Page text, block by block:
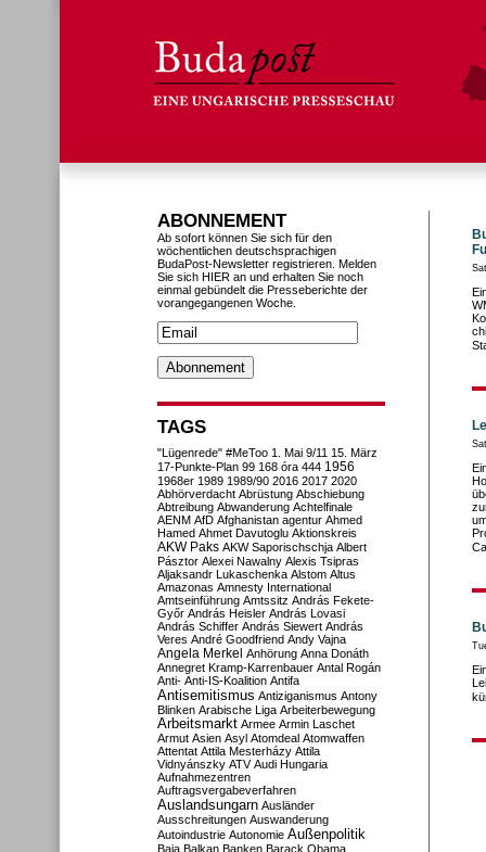
ABONNEMENT
Ab sofort können Sie sich für den
wöchentlichen deutschsprachigen
BudaPost-Newsletter registrieren. Melden
Sie sich HIER an und erhalten Sie noch
einmal gebündelt die Presseberichte der
vorangegangenen Woche.
TAGS
"Lügenrede" #MeToo 1. Mai 9/11 15. März
17-Punkte-Plan 99 168 óra 444 1956
1968er 1989 1989/90 2016 2017 2020
Abhörverdacht Abrüstung Abschiebung
Abtreibung Abwanderung Achtelfinale
AENM AfD Afghanistan agentur Ahmed
Hamed Ahmet Davutoglu Aktionskreis
AKW Paks AKW Saporischschja Albert
Pásztor Alexei Nawalny Alexis Tsipras
Aljaksandr Lukaschenka Alstom Altus
Amazonas Amnesty International
Amtseinführung Amtssitz András Fekete-
Győr András Heisler András Lovasi
András Schiffer András Siewert András
Veres André Goodfriend Andy Vajna
Angela Merkel Anhörung Anna Donáth
Annegret Kramp-Karrenbauer Antal Rogán
Anti- Anti-IS-Koalition Antifa
Antisemitismus Antiziganismus Antony
Blinken Arabische Liga Arbeiterbewegung
Arbeitsmarkt Armee Armin Laschet
Armut Asien Asyl Atomdeal Atomwaffen
Attentat Attila Mesterházy Attila
Vidnyánszky ATV Audi Hungaria
Aufnahmezentren
Auftragsvergabeverfahren
Auslandsungarn Ausländer
Ausschreitungen Auswanderung
Autoindustrie Autonomie Außenpolitik
Baja Balkan Banken Barack Obama